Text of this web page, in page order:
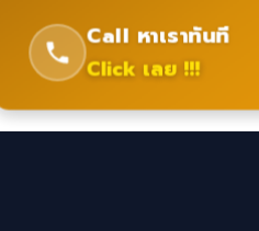
Call หาเราทันที
Click เลย !!!